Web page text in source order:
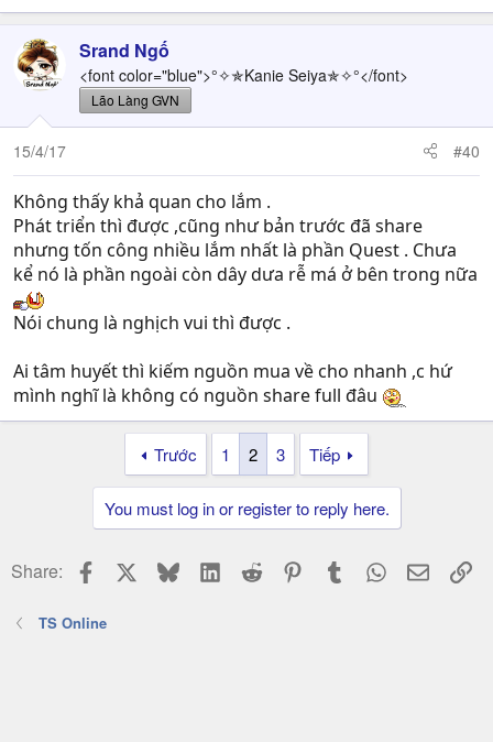
Srand Ngố
<font color="blue">°✧✯Kanie Seiya✯✧°</font>
Lão Làng GVN
15/4/17 #40
Không thấy khả quan cho lắm .
Phát triển thì được ,cũng như bản trước đã share
nhưng tốn công nhiều lắm nhất là phần Quest . Chưa
kể nó là phần ngoài còn dây dưa rễ má ở bên trong nữa
Nói chung là nghịch vui thì được .
Ai tâm huyết thì kiếm nguồn mua về cho nhanh ,c hứ
mình nghĩ là không có nguồn share full đâu
Trước 1 2 3 Tiếp
You must log in or register to reply here.
Share: Facebook BlueskyLinkedIn
Reddit PinterestTumblr WhatsApp
Email
TS Online